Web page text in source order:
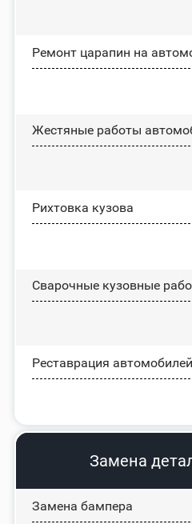
Ремонт царапин на
Жестяные работы
Рихтовка кузова
Сварочные кузовные
Реставрация автомобилей
Замена
Замена бампера